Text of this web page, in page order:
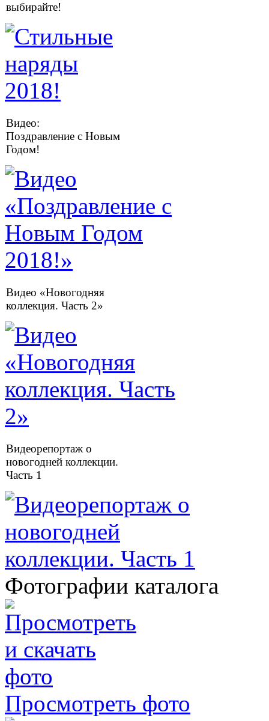
выбирайте!
Видео:
Поздравление с Новым
Годом!
Видео «Новогодняя
коллекция. Часть 2»
Видеорепортаж о
новогодней коллекции.
Часть 1
Фотографии каталога
Просмотреть фото